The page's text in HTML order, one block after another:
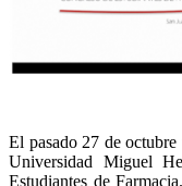
El pasado 27 de
Universidad Miguel
Estudiantes de